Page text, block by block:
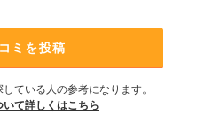
ミを投稿
ている人の参考になります。
いて詳しくはこちら